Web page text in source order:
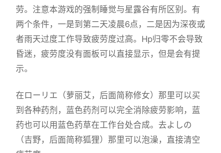
劳。注意本游戏的强制睡觉与星露谷有所区别。有
两个条件，一是到第二天凌晨6点，二是因为深夜或
者雨天过度工作导致疲劳度过高。Hp归零不会导致
昏迷，疲劳度没有面板可以直接显示，但是会有提
示。
在ローリエ（萝丽艾，后面简称修女）那里可以买
到各种药剂，蓝色药剂可以完全消除疲劳影响，蓝
药也可以用蓝色药草在工作台处合成。去よしの
（吉野，后面简称狐狸）那里可以泡澡，直接清空